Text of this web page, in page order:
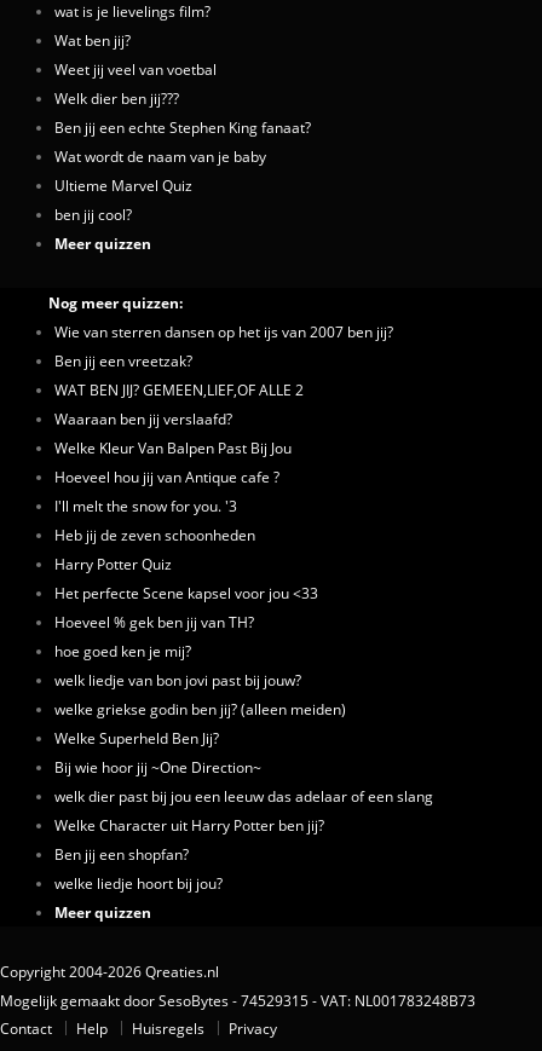
wat is je lievelings film?
Wat ben jij?
Weet jij veel van voetbal
Welk dier ben jij???
Ben jij een echte Stephen King fanaat?
Wat wordt de naam van je baby
Ultieme Marvel Quiz
ben jij cool?
Meer quizzen
Nog meer quizzen:
Wie van sterren dansen op het ijs van 2007 ben jij?
Ben jij een vreetzak?
WAT BEN JIJ? GEMEEN,LIEF,OF ALLE 2
Waaraan ben jij verslaafd?
Welke Kleur Van Balpen Past Bij Jou
Hoeveel hou jij van Antique cafe ?
I'll melt the snow for you. '3
Heb jij de zeven schoonheden
Harry Potter Quiz
Het perfecte Scene kapsel voor jou <33
Hoeveel % gek ben jij van TH?
hoe goed ken je mij?
welk liedje van bon jovi past bij jouw?
welke griekse godin ben jij? (alleen meiden)
Welke Superheld Ben Jij?
Bij wie hoor jij ~One Direction~
welk dier past bij jou een leeuw das adelaar of een slang
Welke Character uit Harry Potter ben jij?
Ben jij een shopfan?
welke liedje hoort bij jou?
Meer quizzen
Copyright 2004-2026 Qreaties.nl
Mogelijk gemaakt door SesoBytes - 74529315 - VAT: NL001783248B73
Contact
Help Huisregels Privacy